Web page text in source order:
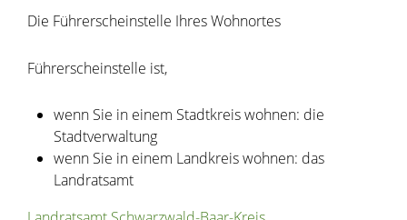
Die Führerscheinstelle Ihres Wohnortes
Führerscheinstelle ist,
wenn Sie in einem Stadtkreis wohnen: die
Stadtverwaltung
wenn Sie in einem Landkreis wohnen: das
Landratsamt